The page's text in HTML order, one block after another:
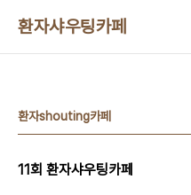
환자샤우팅카페
환자shouting카페
11회 환자샤우팅카페